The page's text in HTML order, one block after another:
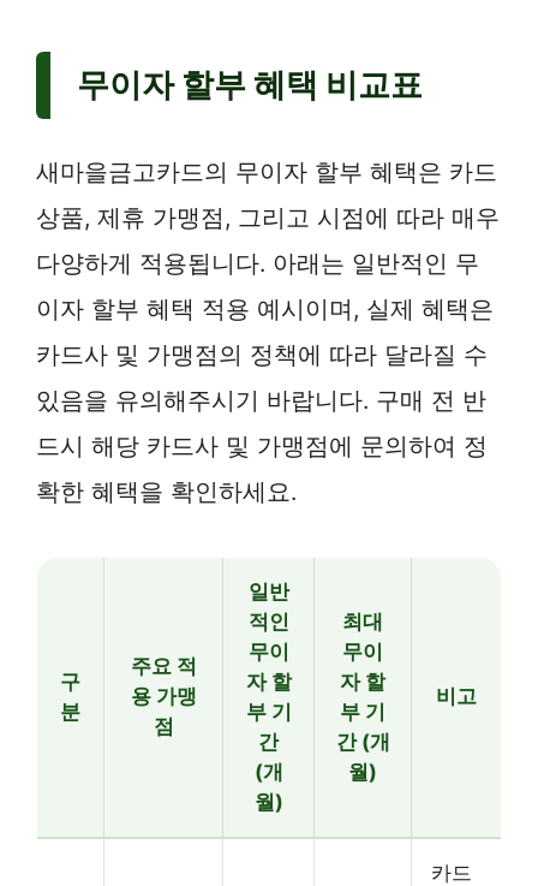
무이자 할부 혜택 비교표
새마을금고카드의 무이자 할부 혜택은 카드
상품, 제휴 가맹점, 그리고 시점에 따라 매우
다양하게 적용됩니다. 아래는 일반적인 무
이자 할부 혜택 적용 예시이며, 실제 혜택은
카드사 및 가맹점의 정책에 따라 달라질 수
있음을 유의해주시기 바랍니다. 구매 전 반
드시 해당 카드사 및 가맹점에 문의하여 정
확한 혜택을 확인하세요.
구
분
주요 적
용 가맹
점
일반
적인
무이
자 할
부 기
간
(개
월)
최대
무이
자 할
부 기
간 (개
월)
비고
카드